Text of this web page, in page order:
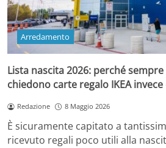
Arredamento
Lista nascita 2026: perché
chiedono carte regalo IKEA
Redazione 8 Maggio 2026
È sicuramente capitato a
ricevuto regali poco utili alla